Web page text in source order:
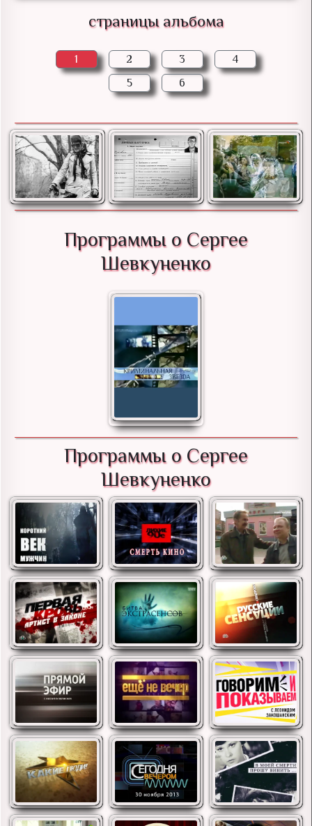
страницы альбома
1 2 3
4
5
6
Программы о Сергее
Шевкуненко
Программы о Сергее
Шевкуненко